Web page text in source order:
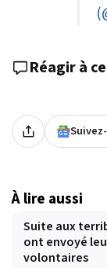
Réagir à
À lire aussi
Suite aux
ont envoyé
volontaires